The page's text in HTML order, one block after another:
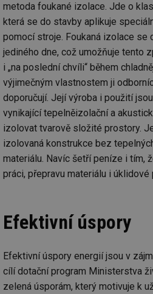
metoda foukané izolace. Jde o
která se do stavby aplikuje
pomocí stroje. Foukaná izolace se
jediného dne, což umožňuje tento
i „na poslední chvíli“ během
výjimečným vlastnostem ji
doporučují. Její výroba i použití
vynikající tepelněizolační a
izolovat tvarově složité prostory.
izolovaná konstrukce bez
materiálu. Navíc šetří peníze i tím,
práci, přepravu materiálu i úklidové
Efektivní úspory
Efektivní úspory energií jsou v
cílí dotační program Ministerstva
zelená úsporám, který motivuje k